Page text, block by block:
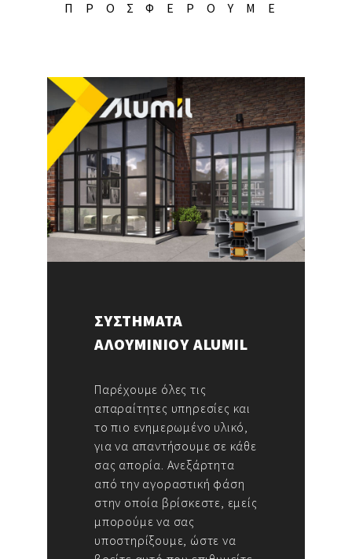
ΠΡΟΣΦΕΡΟΥΜΕ
ΣΥΣΤΗΜΑΤΑ
ΑΛΟΥΜΙΝΙΟΥ ALUMIL
Παρέχουμε όλες τις
απαραίτητες υπηρεσίες και
το πιο ενημερωμένο υλικό,
για να απαντήσουμε σε κάθε
σας απορία. Ανεξάρτητα
από την αγοραστική φάση
στην οποία βρίσκεστε, εμείς
μπορούμε να σας
υποστηρίξουμε, ώστε να